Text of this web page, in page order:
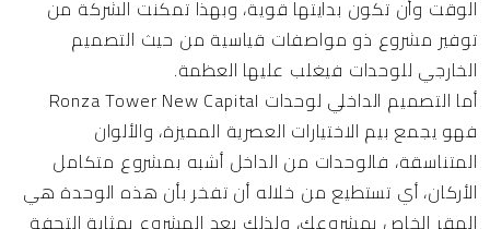
الوقت وأن تكون بدايتها قوية، وبهذا تمكنت الشركة من
توفير مشروع ذو مواصفات قياسية من حيث التصميم
الخارجي للوحدات فيغلب عليها العظمة.
أما التصميم الداخلي لوحدات Ronza Tower New Capital
فهو يجمع بيم الاختيارات العصرية المميزة، والألوان
المتناسقة، فالوحدات من الداخل أشبه بمشروع متكامل
الأركان، أي تستطيع من خلاله أن تفخر بأن هذه الوحدة هي
المقر الخاص بمشروعك، ولذلك يعد المشروع بمثابة التحفة